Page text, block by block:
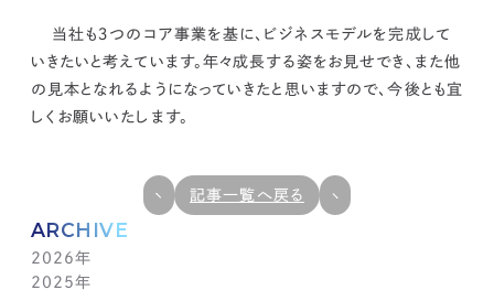
ARCHIVE
2026年
7月(1)
2025年
当社も３つのコア事業を基に、ビジネスモデルを完成して
いきたいと考えています。年々成長する姿をお見せでき、また他
の見本となれるようになっていきたと思いますので、今後とも宜
しくお願いいたします。
記事一覧へ戻る